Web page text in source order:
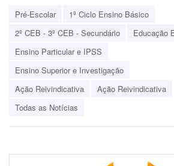
Pré-Escolar
1º Ciclo Ensino Básico
2º CEB - 3º CEB - Secundário
Educação
Ensino Particular e IPSS
Ensino Superior e Investigação
Ação Reivindicativa
Ação Reivindicativa
Todas as Notícias